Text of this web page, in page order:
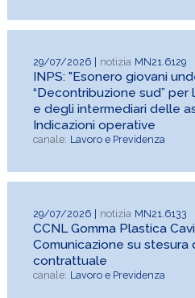
29/07/2026 MN21.6129
INPS: "Esonero giovani
“Decontribuzione sud”
e degli intermediari delle
Indicazioni operative
Lavoro e Previdenza
29/07/2026 MN21.6133
CCNL Gomma Plastica
Comunicazione su
contrattuale
Lavoro e Previdenza